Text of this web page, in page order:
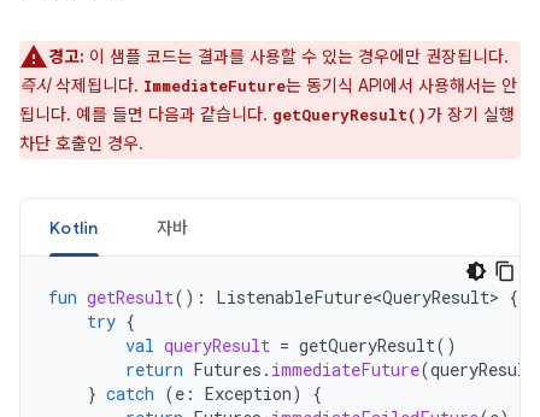
경고: 이 샘플 코드는 결과를 사용할 수 있는 경우에만 권장됩니다.
즉시삭제됩니다. ImmediateFuture는 동기식 API에서 사용해서는 안
됩니다. 예를 들면 다음과 같습니다. getQueryResult()가 장기 실행
차단 호출인 경우.
Kotlin 자바
fun getResult(): ListenableFuture<QueryResult> {
try {
val queryResult = getQueryResult()
return Futures . immediateFuture(queryResult
} catch (e : Exception)
{